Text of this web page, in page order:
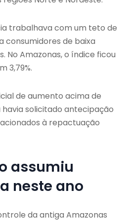
trabalhava com um teto de
consumidores de baixa
No Amazonas, o índice ficou
3,79%.
de aumento acima de
havia solicitado antecipação
à repactuação
assumiu
neste ano
da antiga Amazonas